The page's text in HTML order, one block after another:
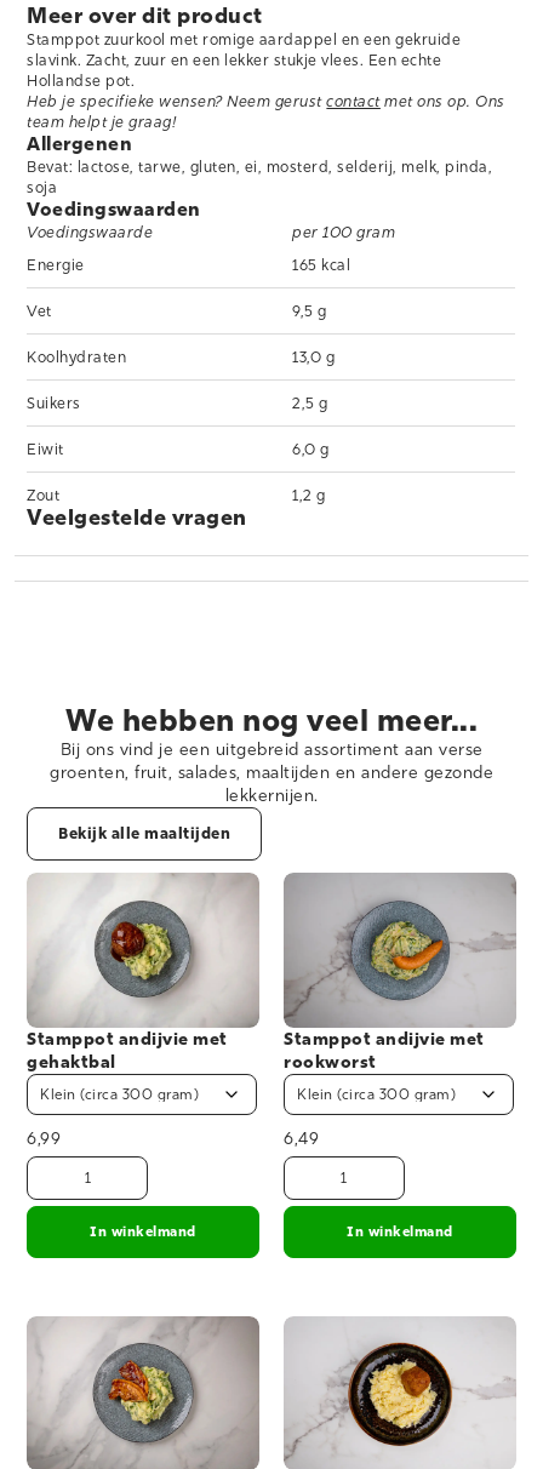
Meer over dit product
Stamppot zuurkool met romige aardappel en een gekruide
slavink. Zacht, zuur en een lekker stukje vlees. Een echte
Hollandse pot.
Heb je specifieke wensen? Neem gerustcontactmet ons op. Ons
team helpt je graag!
Allergenen
Bevat: lactose, tarwe, gluten, ei, mosterd, selderij, melk, pinda,
soja
Voedingswaarden
Voedingswaarde
per 100 gram
Energie
165 kcal
Vet 9,5 g
Koolhydraten 13,0 g
Suikers 2,5 g
Eiwit 6,0 g
Zout 1,2 g
Veelgestelde vragen
We hebben nog veel meer...
Bij ons vind je een uitgebreid assortiment aan verse
groenten, fruit, salades, maaltijden en andere gezonde
lekkernijen.
Bekijk alle maaltijden
Stamppot andijvie met
gehaktbal
6,99
In winkelmand
Stamppot andijvie met
rookworst
6,49
In winkelmand